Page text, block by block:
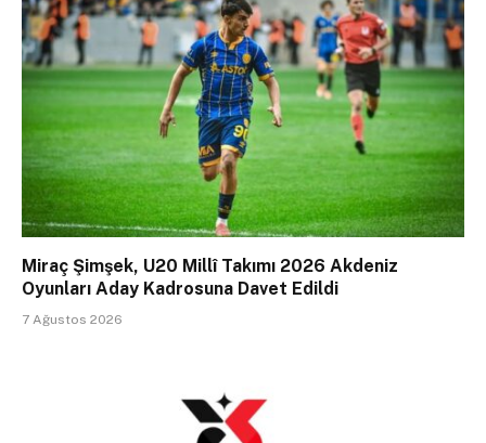
Miraç Şimşek, U20 Millî Takımı 2026 Akdeniz
Oyunları Aday Kadrosuna Davet Edildi
7 Ağustos 2026